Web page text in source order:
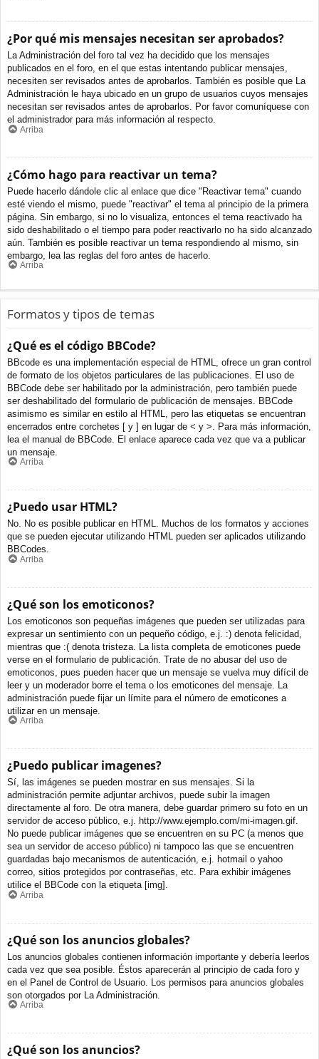
¿Por qué mis mensajes necesitan ser aprobados?
La Administración del foro tal vez ha decidido que los mensajes
publicados en el foro, en el que estas intentando publicar mensajes,
necesiten ser revisados antes de aprobarlos. También es posible que La
Administración le haya ubicado en un grupo de usuarios cuyos mensajes
necesitan ser revisados antes de aprobarlos. Por favor comuníquese con
el administrador para más información al respecto.
Arriba
¿Cómo hago para reactivar un tema?
Puede hacerlo dándole clic al enlace que dice "Reactivar tema" cuando
esté viendo el mismo, puede "reactivar" el tema al principio de la primera
página. Sin embargo, si no lo visualiza, entonces el tema reactivado ha
sido deshabilitado o el tiempo para poder reactivarlo no ha sido alcanzado
aún. También es posible reactivar un tema respondiendo al mismo, sin
embargo, lea las reglas del foro antes de hacerlo.
Arriba
Formatos y tipos de temas
¿Qué es el código BBCode?
BBcode es una implementación especial de HTML, ofrece un gran control
de formato de los objetos particulares de las publicaciones. El uso de
BBCode debe ser habilitado por la administración, pero también puede
ser deshabilitado del formulario de publicación de mensajes. BBCode
asimismo es similar en estilo al HTML, pero las etiquetas se encuentran
encerrados entre corchetes [ y ] en lugar de < y >. Para más información,
lea el manual de BBCode. El enlace aparece cada vez que va a publicar
un mensaje.
Arriba
¿Puedo usar HTML?
No. No es posible publicar en HTML. Muchos de los formatos y acciones
que se pueden ejecutar utilizando HTML pueden ser aplicados utilizando
BBCodes.
Arriba
¿Qué son los emoticonos?
Los emoticonos son pequeñas imágenes que pueden ser utilizadas para
expresar un sentimiento con un pequeño código, e.j. :) denota felicidad,
mientras que :( denota tristeza. La lista completa de emoticones puede
verse en el formulario de publicación. Trate de no abusar del uso de
emoticonos, pues pueden hacer que un mensaje se vuelva muy difícil de
leer y un moderador borre el tema o los emoticones del mensaje. La
administración puede fijar un límite para el número de emoticones a
utilizar en un mensaje.
Arriba
¿Puedo publicar imagenes?
Sí, las imágenes se pueden mostrar en sus mensajes. Si la
administración permite adjuntar archivos, puede subir la imagen
directamente al foro. De otra manera, debe guardar primero su foto en un
servidor de acceso público, e.j. http://www.ejemplo.com/mi-imagen.gif.
No puede publicar imágenes que se encuentren en su PC (a menos que
sea un servidor de acceso público) ni tampoco las que se encuentren
guardadas bajo mecanismos de autenticación, e.j. hotmail o yahoo
correo, sitios protegidos por contraseñas, etc. Para exhibir imágenes
utilice el BBCode con la etiqueta [img].
Arriba
¿Qué son los anuncios globales?
Los anuncios globales contienen información importante y debería leerlos
cada vez que sea posible. Éstos aparecerán al principio de cada foro y
en el Panel de Control de Usuario. Los permisos para anuncios globales
son otorgados por La Administración.
Arriba
¿Qué son los anuncios?